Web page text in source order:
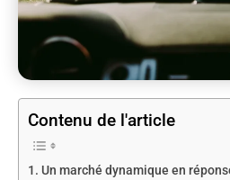
Contenu de l'article
Un marché dynamique en